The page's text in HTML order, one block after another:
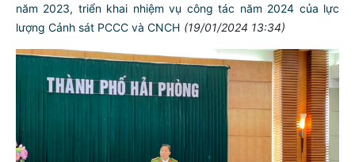
năm 2023, triển khai nhiệm vụ công tác năm 2024 của lực
lượng Cảnh sát PCCC và CNCH (19/01/2024 13:34)